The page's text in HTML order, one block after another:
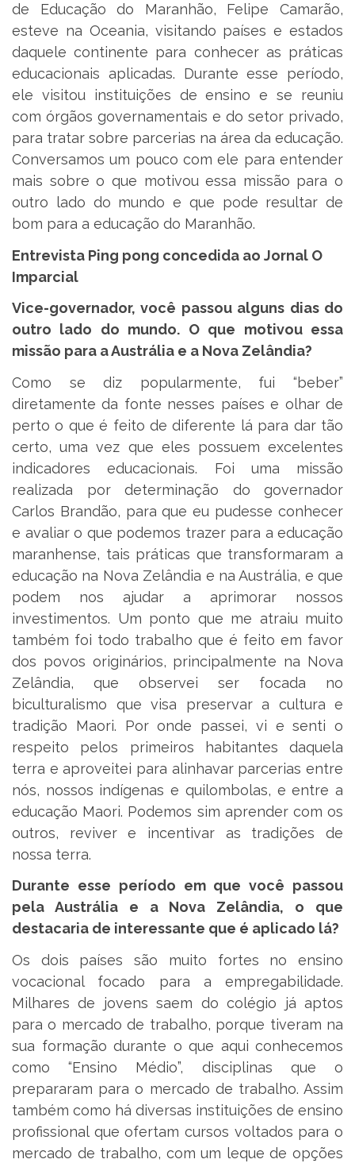
de Educação do Maranhão, Felipe Camarão,
esteve na Oceania, visitando países e estados
daquele continente para conhecer as práticas
educacionais aplicadas. Durante esse período,
ele visitou instituições de ensino e se reuniu
com órgãos governamentais e do setor privado,
para tratar sobre parcerias na área da educação.
Conversamos um pouco com ele para entender
mais sobre o que motivou essa missão para o
outro lado do mundo e que pode resultar de
bom para a educação do Maranhão.
Entrevista Ping pong concedida ao Jornal O
Imparcial
Vice-governador, você passou alguns dias do
outro lado do mundo. O que motivou essa
missão para a Austrália e a Nova Zelândia?
Como se diz popularmente, fui “beber”
diretamente da fonte nesses países e olhar de
perto o que é feito de diferente lá para dar tão
certo, uma vez que eles possuem excelentes
indicadores educacionais. Foi uma missão
realizada por determinação do governador
Carlos Brandão, para que eu pudesse conhecer
e avaliar o que podemos trazer para a educação
maranhense, tais práticas que transformaram a
educação na Nova Zelândia e na Austrália, e que
podem nos ajudar a aprimorar nossos
investimentos. Um ponto que me atraiu muito
também foi todo trabalho que é feito em favor
dos povos originários, principalmente na Nova
Zelândia, que observei ser focada no
biculturalismo que visa preservar a cultura e
tradição Maori. Por onde passei, vi e senti o
respeito pelos primeiros habitantes daquela
terra e aproveitei para alinhavar parcerias entre
nós, nossos indígenas e quilombolas, e entre a
educação Maori. Podemos sim aprender com os
outros, reviver e incentivar as tradições de
nossa terra.
Durante esse período em que você passou
pela Austrália e a Nova Zelândia, o que
destacaria de interessante que é aplicado lá?
Os dois países são muito fortes no ensino
vocacional focado para a empregabilidade.
Milhares de jovens saem do colégio já aptos
para o mercado de trabalho, porque tiveram na
sua formação durante o que aqui conhecemos
como “Ensino Médio”, disciplinas que o
prepararam para o mercado de trabalho. Assim
também como há diversas instituições de ensino
profissional que ofertam cursos voltados para o
mercado de trabalho, com um leque de opções